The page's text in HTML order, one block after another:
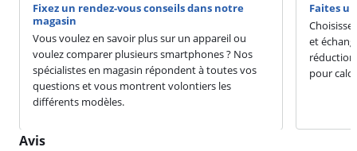
Fixez un rendez-vous conseils dans notre
magasin
Vous voulez en savoir plus sur un appareil ou
voulez comparer plusieurs smartphones ? Nos
spécialistes en magasin répondent à toutes vos
questions et vous montrent volontiers les
différents modèles.
Faites
et
pour
Avis